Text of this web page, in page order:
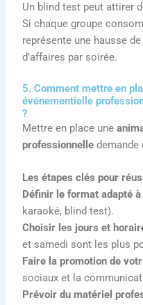
Un blind test peut attirer
Si chaque groupe
représente une hausse de
d’affaires par soirée.
5. Comment mettre en
événementielle
?
Mettre en place une
professionnelle demande
Les étapes clés pour
Définir le format adapté
karaoké, blind test).
Choisir les jours et
et samedi sont les plus
Faire la promotion de
sociaux et la
Prévoir du matériel